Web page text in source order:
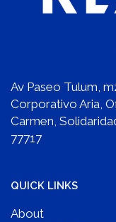
Av Paseo Tulum,
Corporativo Aria,
Carmen,
77717
QUICK LINKS
About